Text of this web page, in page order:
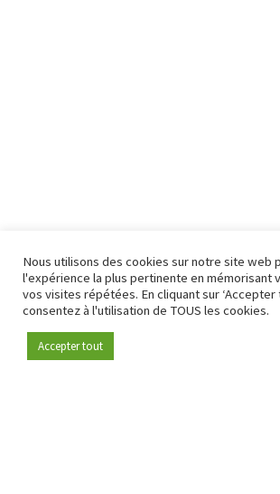
Devenez membre
Nous utilisons des cookies sur notre site web
l'expérience la plus pertinente en mémorisant
vos visites répétées. En cliquant sur ‘Accepter
consentez à l'utilisation de TOUS les cookies.
Accepter tout